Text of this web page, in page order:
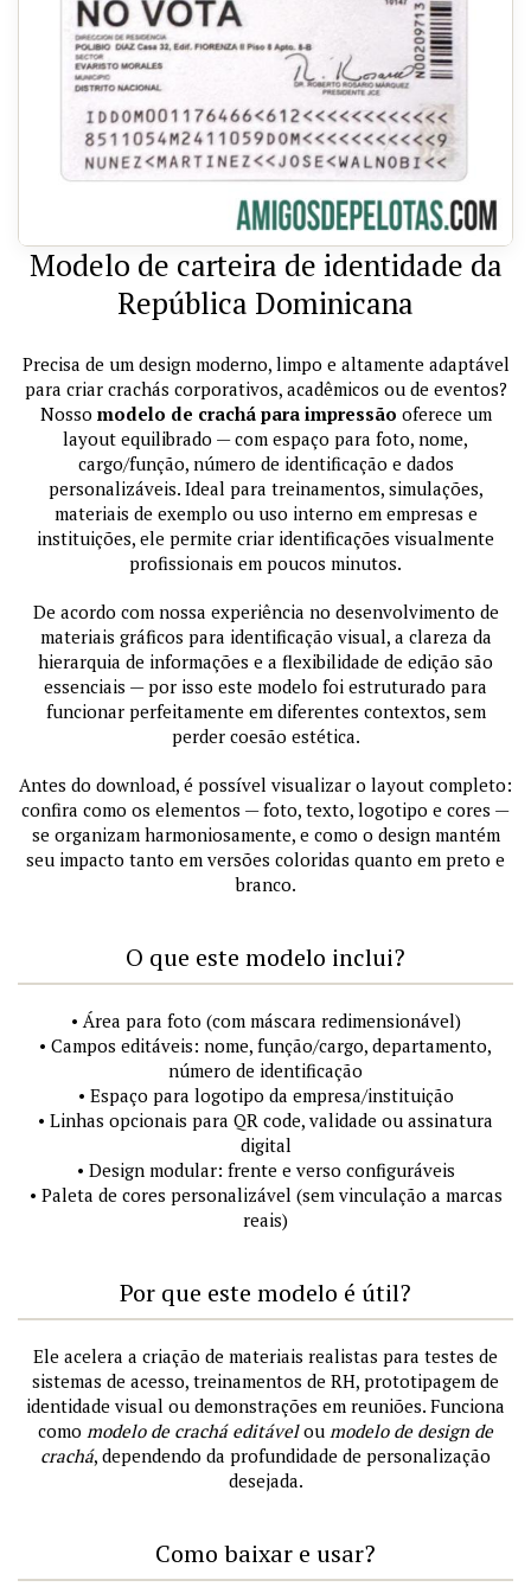
Modelo de carteira de identidade da
República Dominicana
Precisa de um design moderno, limpo e altamente adaptável
para criar crachás corporativos, acadêmicos ou de eventos?
Nosso modelo de crachá para impressão oferece um
layout equilibrado — com espaço para foto, nome,
cargo/função, número de identificação e dados
personalizáveis. Ideal para treinamentos, simulações,
materiais de exemplo ou uso interno em empresas e
instituições, ele permite criar identificações visualmente
profissionais em poucos minutos.
De acordo com nossa experiência no desenvolvimento de
materiais gráficos para identificação visual, a clareza da
hierarquia de informações e a flexibilidade de edição são
essenciais — por isso este modelo foi estruturado para
funcionar perfeitamente em diferentes contextos, sem
perder coesão estética.
Antes do download, é possível visualizar o layout completo:
confira como os elementos — foto, texto, logotipo e cores —
se organizam harmoniosamente, e como o design mantém
seu impacto tanto em versões coloridas quanto em preto e
branco.
O que este modelo inclui?
• Área para foto (com máscara redimensionável)
• Campos editáveis: nome, função/cargo, departamento,
número de identificação
• Espaço para logotipo da empresa/instituição
• Linhas opcionais para QR code, validade ou assinatura
digital
• Design modular: frente e verso configuráveis
• Paleta de cores personalizável (sem vinculação a marcas
reais)
Por que este modelo é útil?
Ele acelera a criação de materiais realistas para testes de
sistemas de acesso, treinamentos de RH, prototipagem de
identidade visual ou demonstrações em reuniões. Funciona
como modelo de crachá editávelou modelo de design de
crachá, dependendo da profundidade de personalização
desejada.
Como baixar e usar?